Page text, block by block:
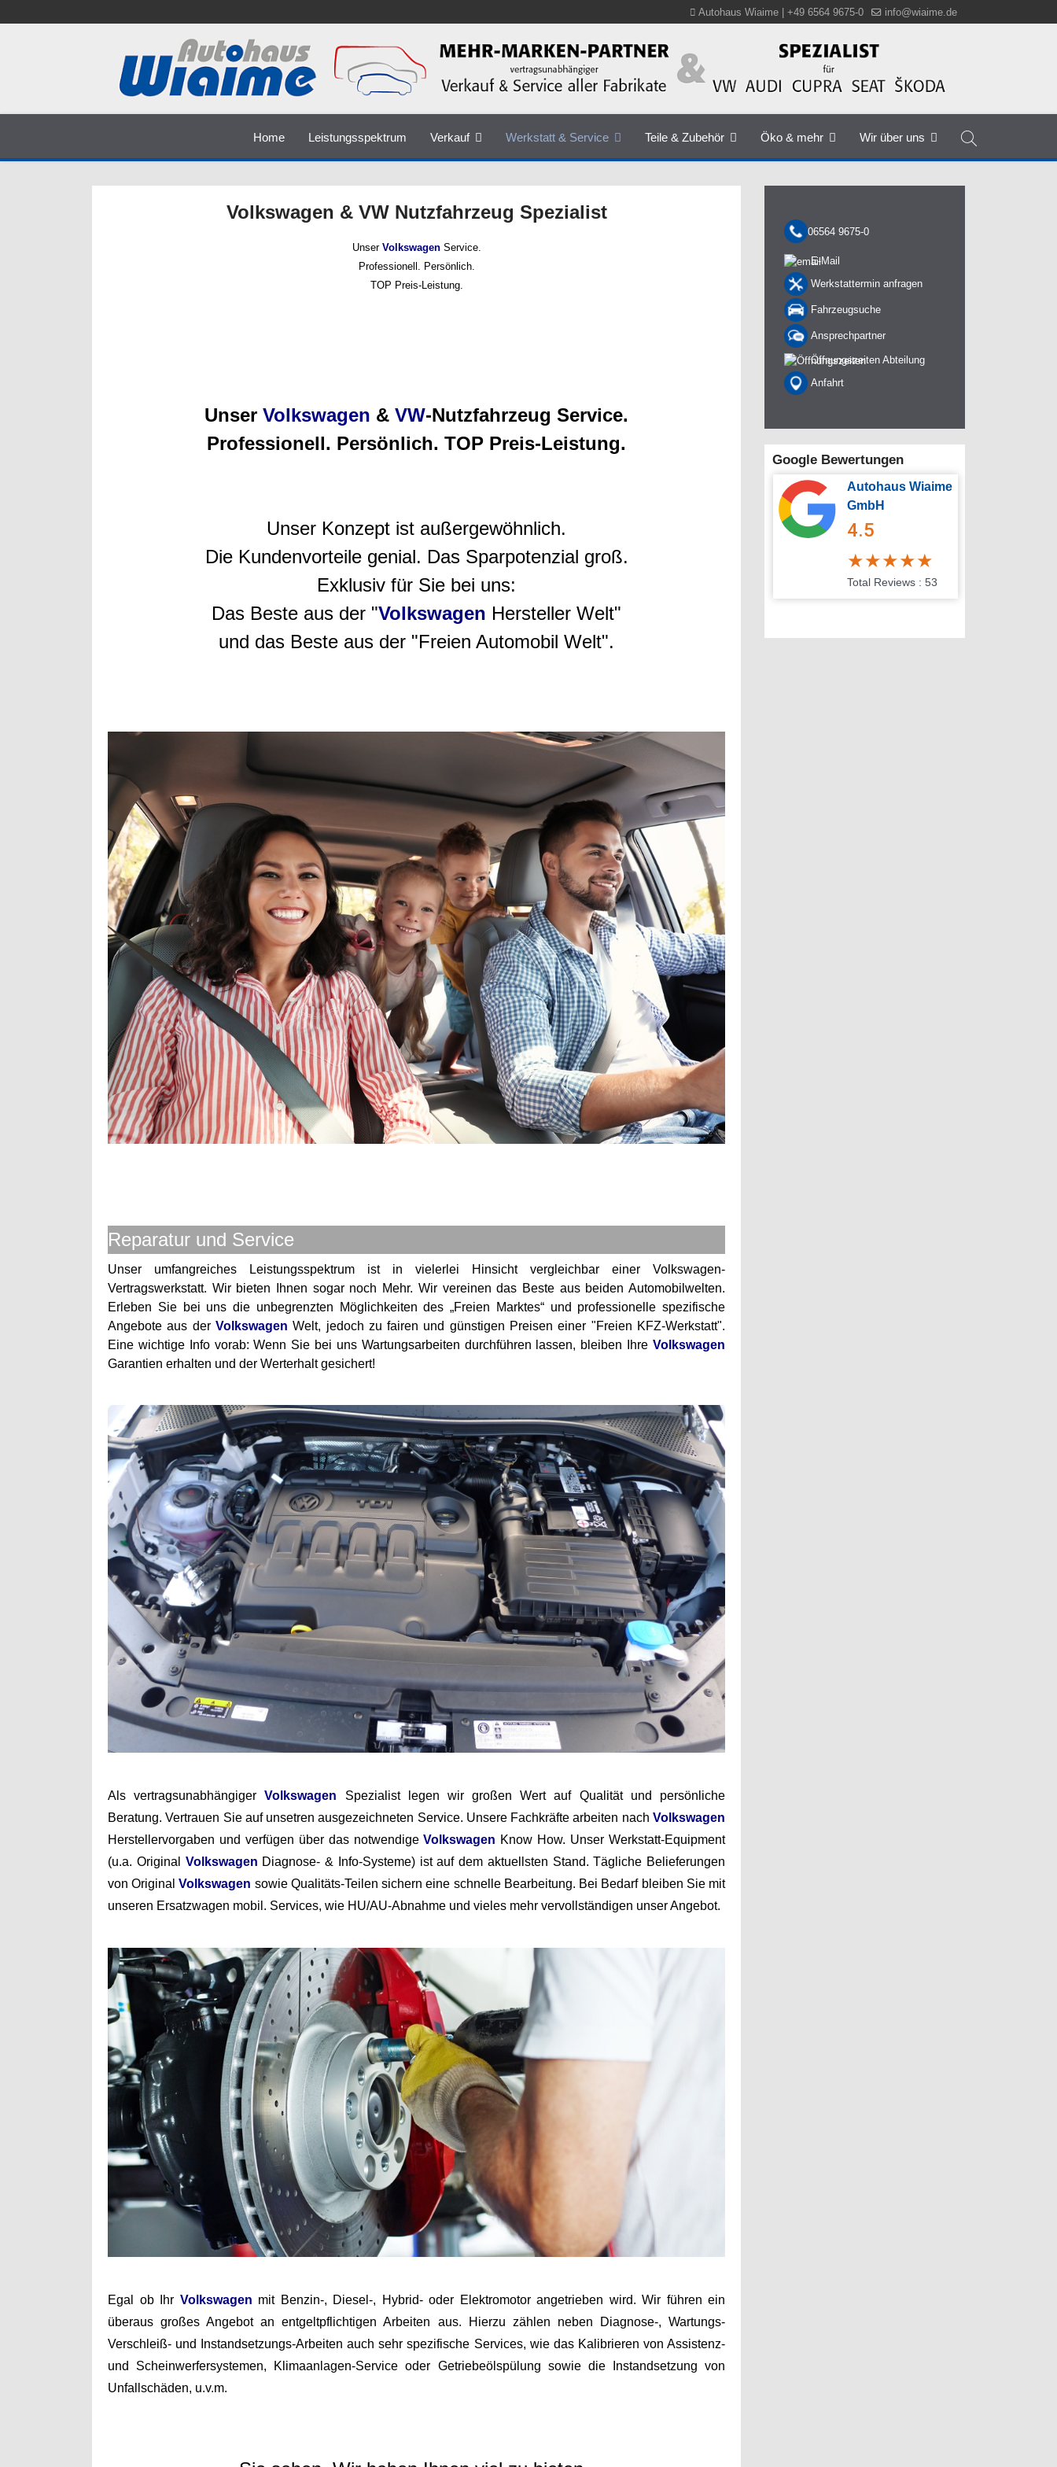
Autohaus Wiaime | +49 6564 9675-0 info@wiaime.de
Home Leistungsspektrum Verkauf Werkstatt & Service Teile & Zubehör Öko & mehr Wir über uns
Volkswagen & VW Nutzfahrzeug Spezialist
Unser Volkswagen Service.
Professionell. Persönlich.
TOP Preis-Leistung.
Unser Volkswagen & VW-Nutzfahrzeug Service.
Professionell. Persönlich. TOP Preis-Leistung.
Unser Konzept ist außergewöhnlich.
Die Kundenvorteile genial. Das Sparpotenzial groß.
Exklusiv für Sie bei uns:
Das Beste aus der "Volkswagen Hersteller Welt"
und das Beste aus der "Freien Automobil Welt".
Reparatur und Service
Unser umfangreiches Leistungsspektrum ist in vielerlei Hinsicht vergleichbar einer Volkswagen-
Vertragswerkstatt. Wir bieten Ihnen sogar noch Mehr. Wir vereinen das Beste aus beiden Automobilwelten.
Erleben Sie bei uns die unbegrenzten Möglichkeiten des „Freien Marktes“ und professionelle spezifische
Angebote aus der VolkswagenWelt, jedoch zu fairen und günstigen Preisen einer "Freien KFZ-Werkstatt".
Eine wichtige Info vorab: Wenn Sie bei uns Wartungsarbeiten durchführen lassen, bleiben Ihre Volkswagen
Garantien erhalten und der Werterhalt gesichert!
Als vertragsunabhängigerVolkswagen Spezialistlegen wir großen Wert auf Qualität und persönliche
Beratung. Vertrauen Sie auf unsetren ausgezeichneten Service. Unsere Fachkräftearbeiten nach Volkswagen
Herstellervorgaben und verfügen über das notwendigeVolkswagen Know How. Unser Werkstatt-Equipment
(u.a. Original Volkswagen Diagnose- & Info-Systeme) ist auf dem aktuellsten Stand.Tägliche Belieferungen
von OriginalVolkswagen sowie Qualitäts-Teilen sichern eine schnelle Bearbeitung. Bei Bedarf bleiben Sie mit
unseren Ersatzwagen mobil. Services, wie HU/AU-Abnahme und vieles mehr vervollständigen unser Angebot.
Egal ob Ihr Volkswagen mit Benzin-, Diesel-, Hybrid- oder Elektromotor angetrieben wird. Wir führen ein
überaus großes Angebot an entgeltpflichtigen Arbeiten aus. Hierzu zählen neben
Diagnose-, Wartungs-
Verschleiß- und Instandsetzungs-Arbeiten auch sehr spezifische Services, wie das Kalibrieren von Assistenz-
und Scheinwerfersystemen, Klimaanlagen-Service oder Getriebeölspülung sowie die Instandsetzung von
Unfallschäden, u.v.m.
06564 9675-0
E-Mail
Werkstattermin anfragen
Fahrzeugsuche
Ansprechpartner
Öffnungszeiten Abteilung
Anfahrt
Google Bewertungen
Autohaus Wiaime
GmbH
4.5
★★★★★
Total Reviews : 53